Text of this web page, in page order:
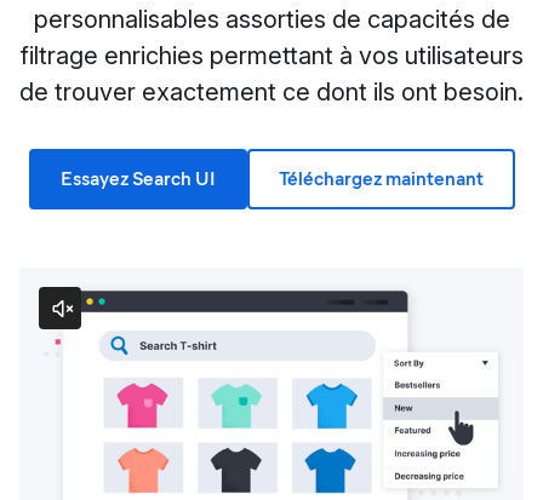
personnalisables assorties de capacités de
filtrage enrichies permettant à vos utilisateurs
de trouver exactement ce dont ils ont besoin.
Essayez Search UI Téléchargez maintenant